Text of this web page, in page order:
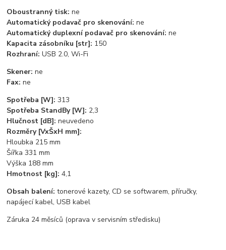
Oboustranný tisk:ne
Automatický podavač pro skenování:ne
Automatický duplexní podavač pro skenování:ne
Kapacita zásobníku [str]: 150
Rozhraní:USB 2.0, Wi-Fi
Skener:ne
Fax:ne
Spotřeba [W]:313
Spotřeba StandBy [W]: 2,3
Hlučnost [dB]:neuvedeno
Rozměry [VxŠxH mm]:
Hloubka 215 mm
Šířka 331 mm
Výška 188 mm
Hmotnost [kg]:4,1
Obsah balení: tonerové kazety, CD se softwarem, příručky,
napájecí kabel, USB kabel
Záruka 24 měsíců (oprava v servisním středisku)